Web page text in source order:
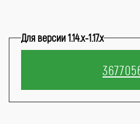
Для версии 1.14.x-1.17.x